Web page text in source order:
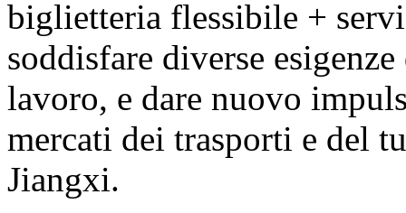
biglietteria flessibile +
soddisfare diverse
lavoro, e dare nuovo
mercati dei trasporti e del
Jiangxi.